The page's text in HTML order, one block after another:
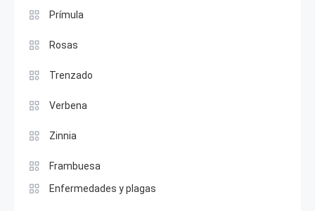
Prímula
Rosas
Trenzado
Verbena
Zinnia
Frambuesa
Enfermedades y plagas